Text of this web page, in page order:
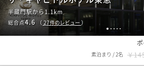
1 2 3 4 5
半蔵門駅から1.1km
総合点4.6 （ 27件のレビュー ）
素泊まり /2名 ￥